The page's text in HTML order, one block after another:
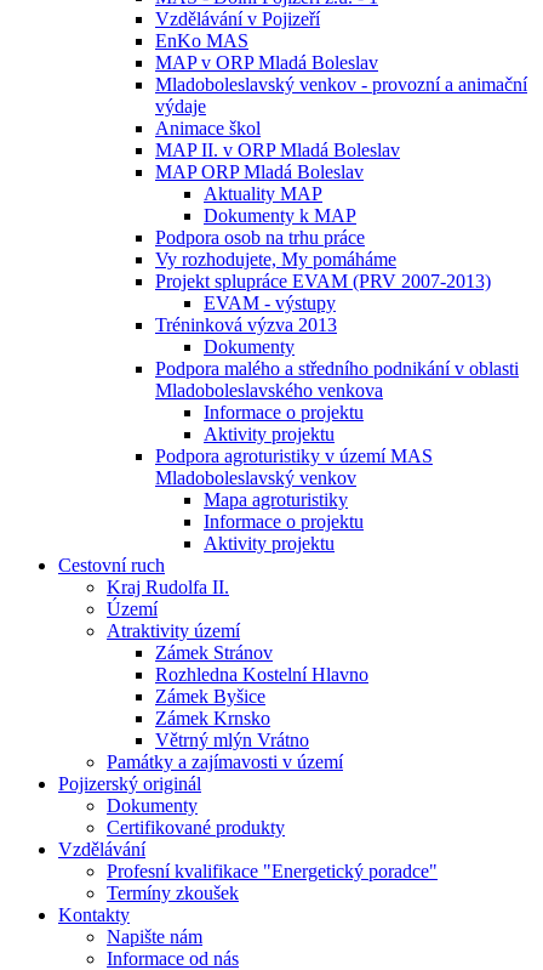
Vzdělávání v Pojizeří
EnKo MAS
MAP v ORP Mladá Boleslav
Mladoboleslavský venkov - provozní a animační
výdaje
Animace škol
MAP II. v ORP Mladá Boleslav
MAP ORP Mladá Boleslav
Aktuality MAP
Dokumenty k MAP
Podpora osob na trhu práce
Vy rozhodujete, My pomáháme
Projekt splupráce EVAM (PRV 2007-2013)
EVAM - výstupy
Tréninková výzva 2013
Dokumenty
Podpora malého a středního podnikání v oblasti
Mladoboleslavského venkova
Informace o projektu
Aktivity projektu
Podpora agroturistiky v území MAS
Mladoboleslavský venkov
Mapa agroturistiky
Informace o projektu
Aktivity projektu
Cestovní ruch
Kraj Rudolfa II.
Území
Atraktivity území
Zámek Stránov
Rozhledna Kostelní Hlavno
Zámek Byšice
Zámek Krnsko
Větrný mlýn Vrátno
Památky a zajímavosti v území
Pojizerský originál
Dokumenty
Certifikované produkty
Vzdělávání
Profesní kvalifikace "Energetický poradce"
Termíny zkoušek
Kontakty
Napište nám
Informace od nás